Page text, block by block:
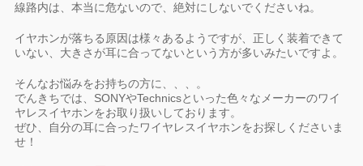
線路内は、本当に危ないので、絶対にしないでくださいね。
イヤホンが落ちる原因は様々あるようですが、正しく装着できて
いない、大きさが耳に合ってないという方が多いみたいですよ。
そんなお悩みをお持ちの方に、、、。
でんきちでは、SONYやTechnicsといった色々なメーカーのワイ
ヤレスイヤホンをお取り扱いしております。
ぜひ、自分の耳に合ったワイヤレスイヤホンをお探しくださいま
せ！